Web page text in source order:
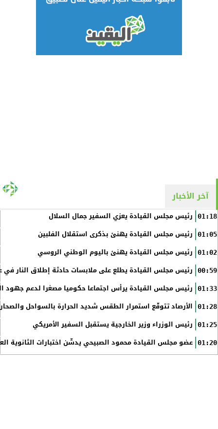
آخر الأخبار
01:18 رئيس مجلس القيادة يعزي السفير جمال السلال
01:05 رئيس مجلس القيادة يهنئ بذكرى استقلال الفلبين
01:02 رئيس مجلس القيادة يهنئ باليوم الوطني الروسي
00:59 رئيس مجلس القيادة يطلع على ملابسات حادثة إطلاق النار في
01:33 رئيس مجلس القيادة يرأس اجتماعا حكوميا مصغرا لدعم جهود
01:28 الأرصاد تتوقّع استمرار الطقس شديد الحرارة بالسواحل
01:25 رئيس الوزراء وزير الخارجية يستقبل السفير الأمريكي
01:20 عضو مجلس القيادة محمود الصبيحي يدشّن اختبارات الثانوية